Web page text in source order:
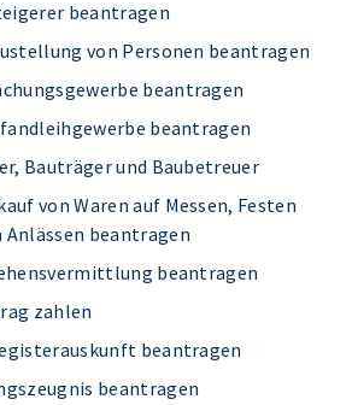
beantragen
von Personen beantragen
beantragen
beantragen
Bauträger und Baubetreuer
von Waren auf Messen, Festen
Anlässen beantragen
beantragen
zahlen
beantragen
beantragen